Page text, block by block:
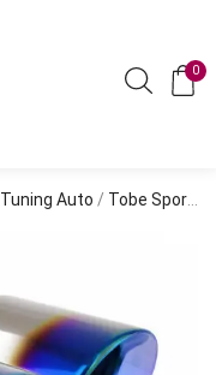
0
Tuning Auto / Tobe Sport si Tipsuri Evacuare